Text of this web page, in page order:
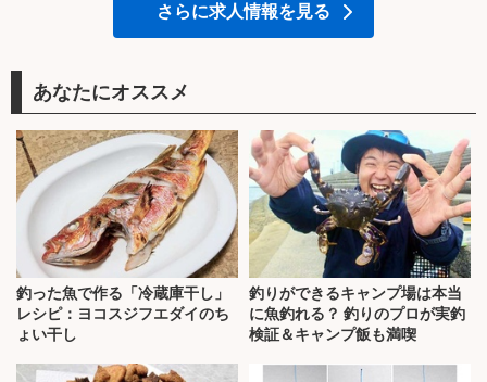
さらに求人情報を見る
あなたにオススメ
釣った魚で作る「冷蔵庫干し」
レシピ：ヨコスジフエダイのち
ょい干し
釣りができるキャンプ場は本当
に魚釣れる？ 釣りのプロが実釣
検証＆キャンプ飯も満喫